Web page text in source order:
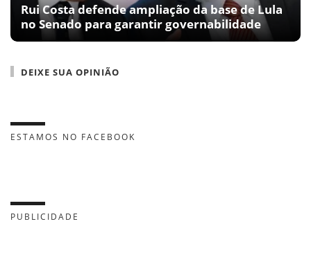
Rui Costa defende ampliação da base de Lula
no Senado para garantir governabilidade
DEIXE SUA OPINIÃO
ESTAMOS NO FACEBOOK
PUBLICIDADE